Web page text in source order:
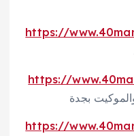
https://
https://
بجدة
https://